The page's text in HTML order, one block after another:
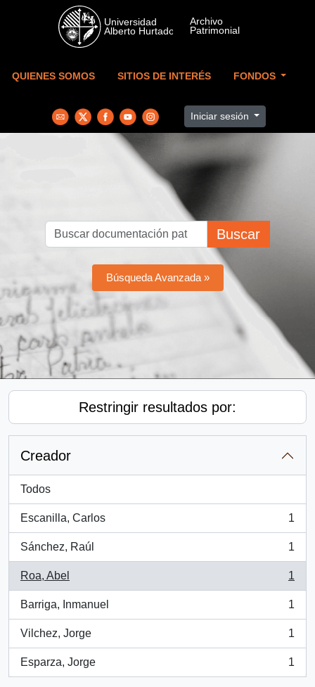
Skip to main content
QUIENES SOMOS SITIOS DE INTERÉS FONDOS
Iniciar sesión
Buscar
Búsqueda Avanzada »
Restringir resultados por:
Creador
Todos
Escanilla, Carlos
, 1 resultados
1
Sánchez, Raúl
, 1 resultados
1
Roa, Abel
, 1 resultados
1
Barriga, Inmanuel
, 1 resultados
1
Vilchez, Jorge
, 1 resultados
1
Esparza, Jorge
, 1 resultados
1